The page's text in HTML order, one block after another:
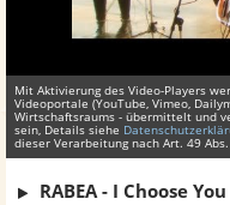
Mit Aktivierung des Video-Players
Videoportale (YouTube, Vimeo,
Wirtschaftsraums - übermittelt und
sein, Details siehe
dieser Verarbeitung nach Art. 49 Abs.
RABEA - I Choose You